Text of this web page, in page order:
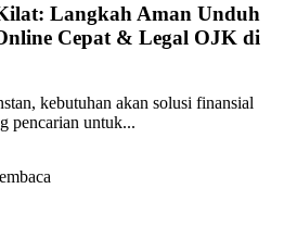
Langkah Aman Unduh
Cepat & Legal OJK di
kebutuhan akan solusi finansial
pencarian untuk...